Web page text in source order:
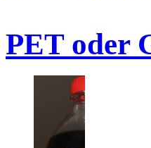
PET oder